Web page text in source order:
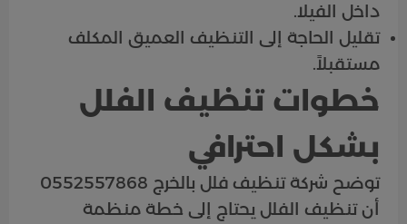
داخل الفيلا.
تقليل الحاجة إلى التنظيف العميق المكلف
مستقبلاً.
خطوات تنظيف الفلل
بشكل احترافي
توضح شركة تنظيف فلل بالخرج 0552557868
أن تنظيف الفلل يحتاج إلى خطة منظمة